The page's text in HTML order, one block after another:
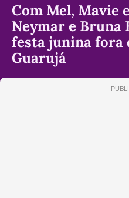
Com Mel, Mavie
Neymar e Bruna
festa junina fora
Guarujá